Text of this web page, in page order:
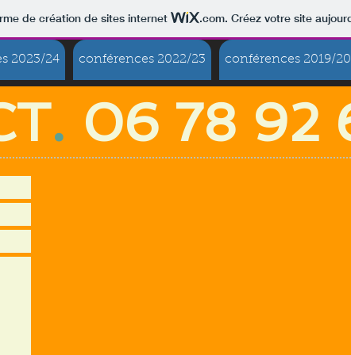
de création de sites internet .com. Créez votre site
2023/24 conférences 2022/23 conférences 2019/
. 06 78 92